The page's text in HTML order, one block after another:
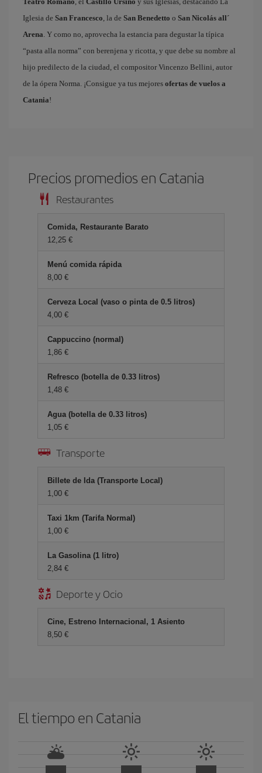
Iglesia de San Francesco , la de San Benedetto o San Nicolás all´
Arena . Y como no, aprovecha la estancia para degustar la típica
“pasta alla norma” con berenjena y ricotta, y que debe su nombre al
hijo predilecto de la ciudad, el compositor Vincenzo Bellini, autor
de la ópera Norma. ¡Consigue ya tus mejores ofertas de vuelos a
Catania!
Precios promedios en Catania
Restaurantes
Comida, Restaurante Barato
12,25 €
Menú comida rápida
8,00 €
Cerveza Local (vaso o pinta de 0.5 litros)
4,00 €
Cappuccino (normal)
1,86 €
Refresco (botella de 0.33 litros)
1,48 €
Agua (botella de 0.33 litros)
1,05 €
Transporte
Billete de Ida (Transporte Local)
1,00 €
Taxi 1km (Tarifa Normal)
1,00 €
La Gasolina (1 litro)
2,84 €
Deporte y Ocio
Cine, Estreno Internacional, 1 Asiento
8,50 €
El tiempo en Catania